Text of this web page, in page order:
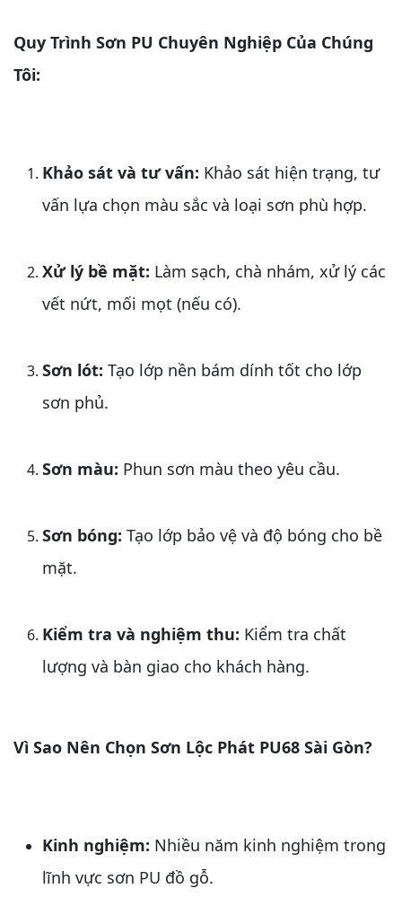
Quy Trình Sơn PU Chuyên Nghiệp Của Chúng
Tôi:
Khảo sát và tư vấn: Khảo sát hiện trạng, tư
vấn lựa chọn màu sắc và loại sơn phù hợp.
Xử lý bề mặt: Làm sạch, chà nhám, xử lý các
vết nứt, mối mọt (nếu có).
Sơn lót: Tạo lớp nền bám dính tốt cho lớp
sơn phủ.
Sơn màu: Phun sơn màu theo yêu cầu.
Sơn bóng: Tạo lớp bảo vệ và độ bóng cho bề
mặt.
Kiểm tra và nghiệm thu: Kiểm tra chất
lượng và bàn giao cho khách hàng.
Vì Sao Nên Chọn Sơn Lộc Phát PU68 Sài Gòn?
Kinh nghiệm: Nhiều năm kinh nghiệm trong
lĩnh vực sơn PU đồ gỗ.